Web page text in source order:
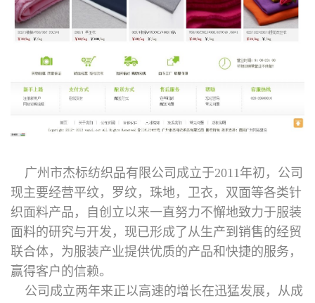
广州市杰标纺织品有限公司成立于2011年初，公司
现主要经营平纹，罗纹，珠地，卫衣，双面等各类针
织面料产品，自创立以来一直努力不懈地致力于服装
面料的研究与开发，现已形成了从生产到销售的经贸
联合体，为服装产业提供优质的产品和快捷的服务，
赢得客户的信赖。
公司成立两年来正以高速的增长在迅猛发展，从成